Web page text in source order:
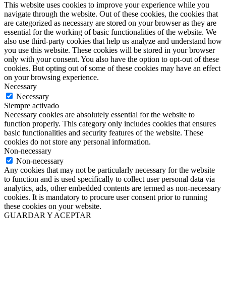
This website uses cookies to improve your experience while you
navigate through the website. Out of these cookies, the cookies that
are categorized as necessary are stored on your browser as they are
essential for the working of basic functionalities of the website. We
also use third-party cookies that help us analyze and understand how
you use this website. These cookies will be stored in your browser
only with your consent. You also have the option to opt-out of these
cookies. But opting out of some of these cookies may have an effect
on your browsing experience.
Necessary
Necessary
Siempre activado
Necessary cookies are absolutely essential for the website to
function properly. This category only includes cookies that ensures
basic functionalities and security features of the website. These
cookies do not store any personal information.
Non-necessary
Non-necessary
Any cookies that may not be particularly necessary for the website
to function and is used specifically to collect user personal data via
analytics, ads, other embedded contents are termed as non-necessary
cookies. It is mandatory to procure user consent prior to running
these cookies on your website.
GUARDAR Y ACEPTAR